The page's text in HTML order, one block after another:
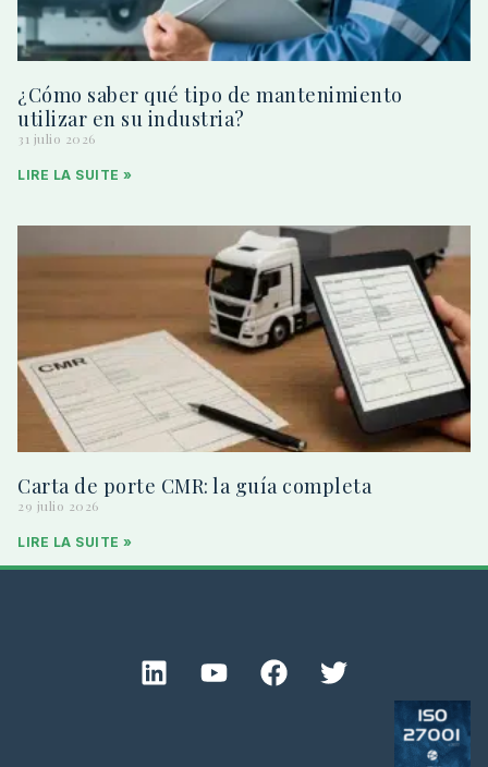
¿Cómo saber qué tipo de mantenimiento
utilizar en su industria?
31 julio 2026
LIRE LA SUITE »
Carta de porte CMR: la guía completa
29 julio 2026
LIRE LA SUITE »